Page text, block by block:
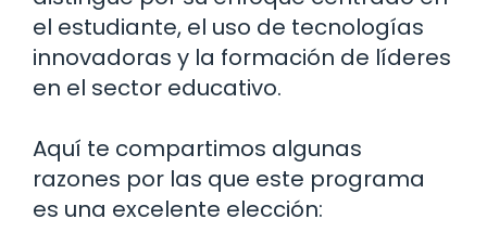
el estudiante, el uso de tecnologías
innovadoras y la formación de líderes
en el sector educativo.
Aquí te compartimos algunas
razones por las que este programa
es una excelente elección: